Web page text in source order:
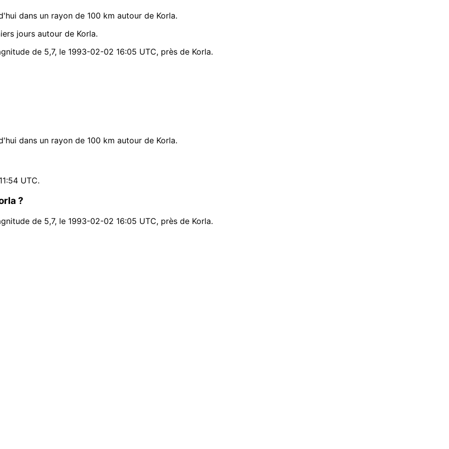
dans un rayon de 100 km autour de Korla.
jours autour de Korla.
de 5,7, le 1993-02-02 16:05 UTC, près de Korla.
dans un rayon de 100 km autour de Korla.
UTC.
?
de 5,7, le 1993-02-02 16:05 UTC, près de Korla.